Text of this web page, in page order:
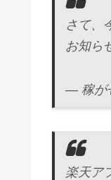
さて、
お知ら
— 稼が
楽天ア